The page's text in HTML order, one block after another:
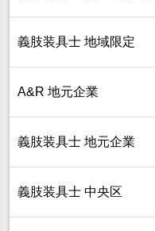
義肢装具士 地域限定
A&R 地元企業
義肢装具士 地元企業
義肢装具士 中央区